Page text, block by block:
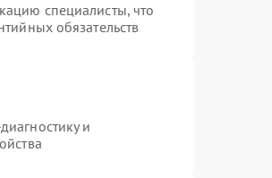
специалисты, что
обязательств
и